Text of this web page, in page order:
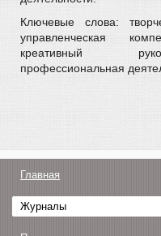
Ключевые слова:
управленческая
креативный
профессиональная
Главная
Журналы